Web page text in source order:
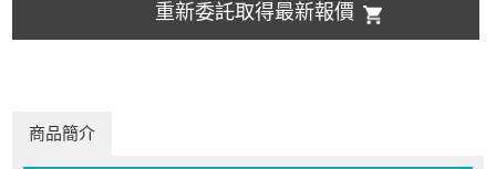
重新委託取得最新報價
商品簡介